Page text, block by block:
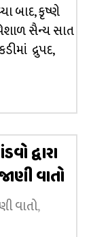
બાદ, કૃષ્ણે
સૈન્ય સાત
દ્રુપદ,
દ્વારા
વાતો
વાતો,